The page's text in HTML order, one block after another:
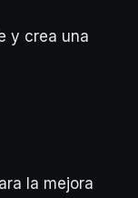
y crea una
la mejora